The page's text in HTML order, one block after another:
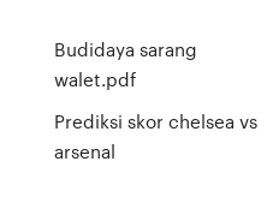
Budidaya sarang
walet.pdf
Prediksi skor chelsea vs
arsenal